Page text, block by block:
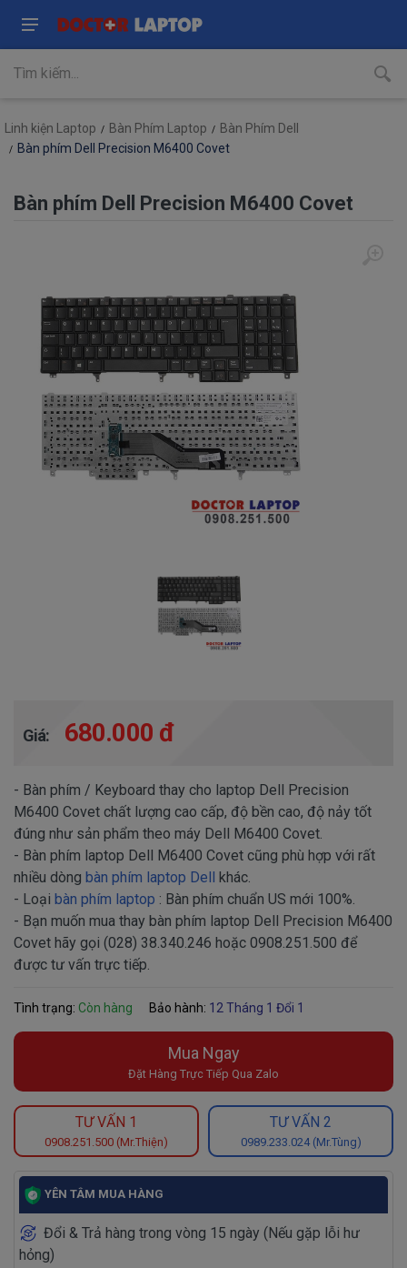
Linh kiện Laptop Bàn Phím Laptop
Bàn Phím Dell
Bàn phím Dell Precision M6400 Covet
Bàn phím Dell Precision M6400 Covet
Giá: 680.000 đ
- Bàn phím / Keyboard thay cho laptop Dell Precision
M6400 Covet chất lượng cao cấp, độ bền cao, độ nảy tốt
đúng như sản phẩm theo máy Dell M6400 Covet.
- Bàn phím laptop Dell M6400 Covet cũng phù hợp với rất
nhiều dòng bàn phím laptop Dell khác.
- Loại bàn phím laptop : Bàn phím chuẩn US mới 100%.
- Bạn muốn mua thay bàn phím laptop Dell Precision M6400
Covet hãy gọi (028) 38.340.246 hoặc 0908.251.500 để
được tư vấn trực tiếp.
Tình trạng: Còn hàng Bảo hành: 12 Tháng 1 Đổi 1
Mua Ngay
Đặt Hàng Trực Tiếp Qua Zalo
TƯ VẤN 1
0908.251.500 (Mr.Thiện)
TƯ VẤN 2
0989.233.024 (Mr.Tùng)
YÊN TÂM MUA HÀNG
Đổi & Trả hàng trong vòng 15 ngày (Nếu gặp lỗi hư
hỏng)